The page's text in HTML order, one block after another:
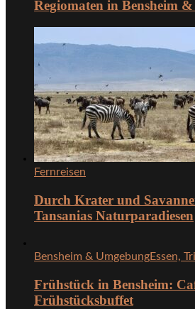
Regiomaten in Bensheim
Fernreisen
Durch Krater und
Tansanias Naturparadiesen
Bensheim & UmgebungEssen,
Frühstück in Bensheim:
Frühstücksbuffet